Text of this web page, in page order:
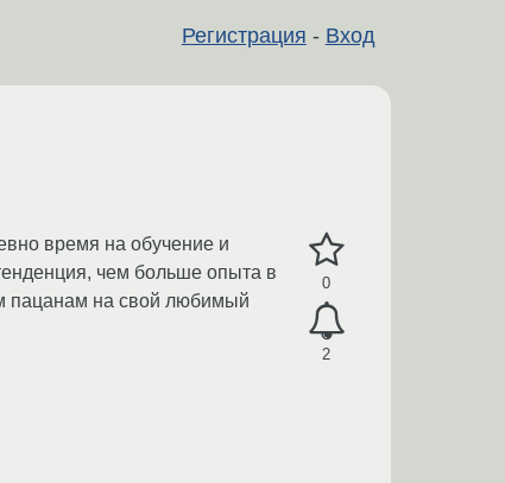
Регистрация - Вход
0
2
время на обучение и
чем больше опыта в
пацанам на свой любимый